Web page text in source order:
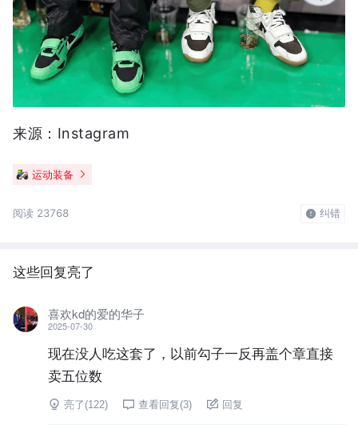
来源：Instagram
运动装备
阅读 23768 纠错
这些回复亮了
喜欢kd的爱的华子
2025-07-30
现在没人吃这套了，以前勾子一反再盖个章直接
卖五位数
亮了(122) 查看回复(3) 回复